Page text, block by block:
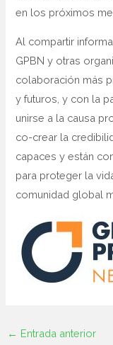
en los próximos
Al compartir
GPBN y otras
colaboración más
y futuros, y con la
unirse a la causa
co-crear la
capaces y están
para proteger la
comunidad global
← Entrada anterior